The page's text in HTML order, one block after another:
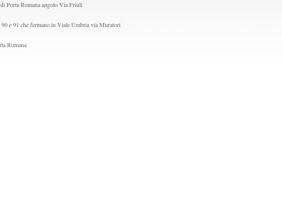
Porta Romana angolo Via Friuli
e 91 che fermano in Viale Umbria via Muratori
Romana